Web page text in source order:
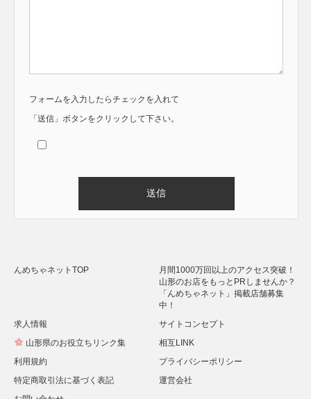
フォームを入力したらチェックを入れて
「送信」ボタンをクリックして下さい。
んめちゃネットTOP
月間1000万回以上のアクセス突破！
山形のお店をもっとPRしませんか？
「んめちゃネット」掲載店舗募集
中！
求人情報
サイトコンセプト
山形県のお役立ちリンク集
相互LINK
利用規約
プライバシーポリシー
特定商取引法に基づく表記
運営会社